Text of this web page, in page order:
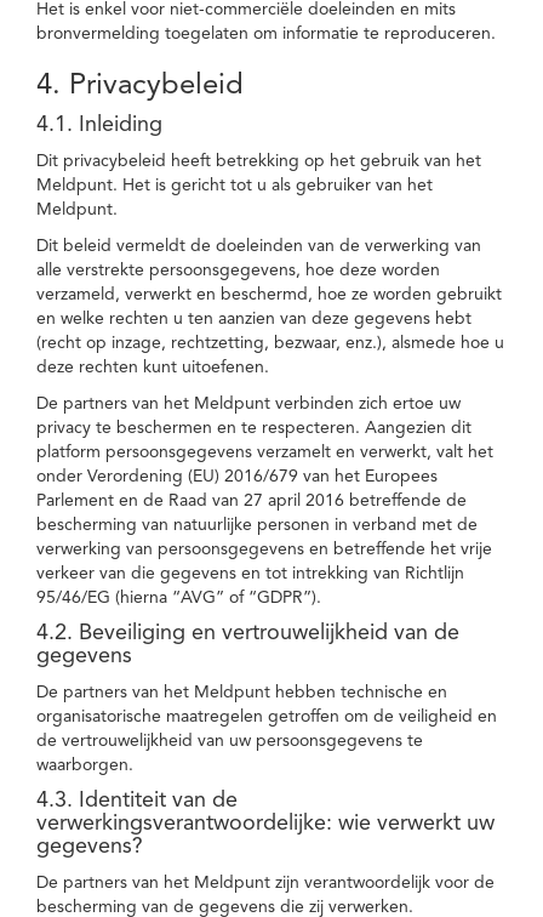
Het is enkel voor niet-commerciële doeleinden en mits
bronvermelding toegelaten om informatie te reproduceren.
4. Privacybeleid
4.1. Inleiding
Dit privacybeleid heeft betrekking op het gebruik van het
Meldpunt. Het is gericht tot u als gebruiker van het
Meldpunt.
Dit beleid vermeldt de doeleinden van de verwerking van
alle verstrekte persoonsgegevens, hoe deze worden
verzameld, verwerkt en beschermd, hoe ze worden gebruikt
en welke rechten u ten aanzien van deze gegevens hebt
(recht op inzage, rechtzetting, bezwaar, enz.), alsmede hoe u
deze rechten kunt uitoefenen.
De partners van het Meldpunt verbinden zich ertoe uw
privacy te beschermen en te respecteren. Aangezien dit
platform persoonsgegevens verzamelt en verwerkt, valt het
onder Verordening (EU) 2016/679 van het Europees
Parlement en de Raad van 27 april 2016 betreffende de
bescherming van natuurlijke personen in verband met de
verwerking van persoonsgegevens en betreffende het vrije
verkeer van die gegevens en tot intrekking van Richtlijn
95/46/EG (hierna “AVG” of “GDPR”).
4.2. Beveiliging en vertrouwelijkheid van de
gegevens
De partners van het Meldpunt hebben technische en
organisatorische maatregelen getroffen om de veiligheid en
de vertrouwelijkheid van uw persoonsgegevens te
waarborgen.
4.3. Identiteit van de
verwerkingsverantwoordelijke: wie verwerkt uw
gegevens?
De partners van het Meldpunt zijn verantwoordelijk voor de
bescherming van de gegevens die zij verwerken.